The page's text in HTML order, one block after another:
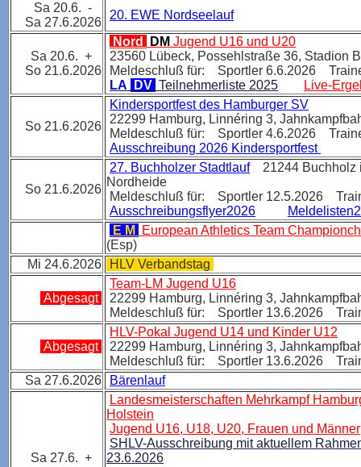
Sa 20.6. -
Sa 27.6.2026
20. EWE Nordseelauf
Sa 20.6. +
So 21.6.2026
Nord DM Jugend U16 und U20
23560 Lübeck, Possehlstraße 36, Stadion
Meldeschluß für: Sportler 6.6.2026
LA
DV Teilnehmerliste 2025 Live-
So 21.6.2026
Kindersportfest des Hamburger SV
22299 Hamburg, Linnéring 3,
Meldeschluß für: Sportler 4.6.2026
Ausschreibung 2026 Kindersportfest
So 21.6.2026
27. Buchholzer Stadtlauf21244 Buchholz
Nordheide
Meldeschluß für: Sportler 12.5.2026
Ausschreibungsflyer2026
E M
European Athletics Team
(Esp)
Mi 24.6.2026
HLV Verbandstag
Abgesagt
Team-LM Jugend U16
22299 Hamburg, Linnéring 3,
Meldeschluß für: Sportler 13.6.2026
Abgesagt
HLV-Pokal Jugend U14 und Kinder U12
22299 Hamburg, Linnéring 3,
Meldeschluß für: Sportler 13.6.2026
Sa 27.6.2026
Bärenlauf
Sa 27.6. +
Landesmeisterschaften Mehrkampf
Holstein
Jugend U16, U18, U20, Frauen und Männer
SHLV-Ausschreibung mit aktuellem
23.6.2026